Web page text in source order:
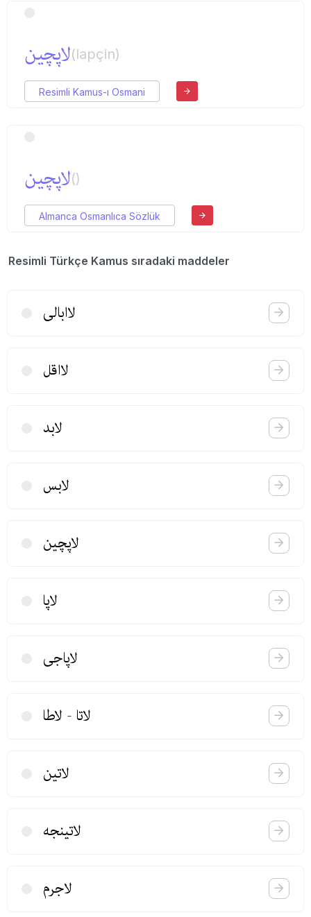
لاپچین(lapçin)
Resimli Kamus-ı Osmani
لاپچین()
Almanca Osmanlıca Sözlük
Resimli Türkçe Kamus sıradaki maddeler
لاابالی
لااقل
لابد
لابس
لاپچین
لاپا
لاپاجی
لاتا - لاطا
لاتین
لاتینجه
لاجرم